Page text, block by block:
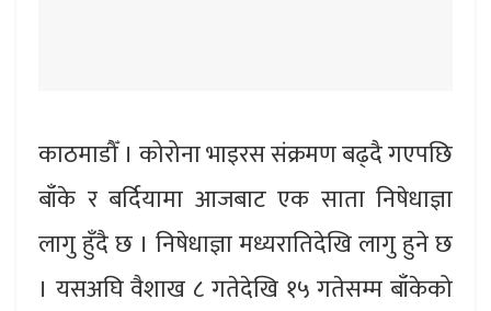
काठमाडौँ । कोरोना भाइरस संक्रमण बढ्दै गएपछि
बाँके र बर्दियामा आजबाट एक साता निषेधाज्ञा
लागु हुँदै छ । निषेधाज्ञा मध्यरातिदेखि लागु हुने छ
। यसअघि वैशाख ८ गतेदेखि १५ गतेसम्म बाँकेको